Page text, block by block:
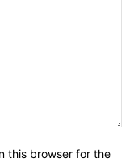
this browser for the